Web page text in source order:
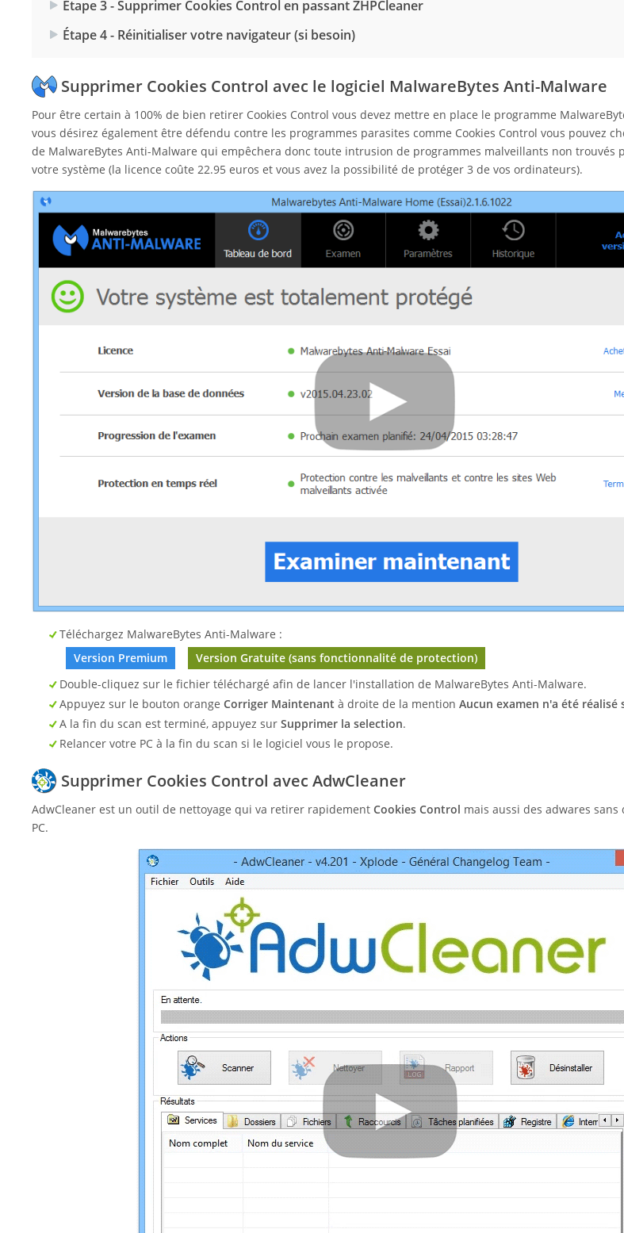
Étape 3 - Supprimer Cookies Control en passant ZHPCleaner
Étape 4 - Réinitialiser votre navigateur (si besoin)
Supprimer Cookies Control avec le logiciel MalwareBytes Anti-Malware
Pour être certain à 100% de bien retirer Cookies Control vous devez mettre en place le programme
vous désirez également être défendu contre les programmes parasites comme Cookies Control vous pouvez
de MalwareBytes Anti-Malware qui empêchera donc toute intrusion de programmes malveillants non trouvés
votre système (la licence coûte 22.95 euros et vous avez la possibilité de protéger 3 de vos ordinateurs).
Téléchargez MalwareBytes Anti-Malware :
Version Premium
Version Gratuite (sans fonctionnalité de protection)
Double-cliquez sur le fichier téléchargé afin de lancer l'installation de MalwareBytes Anti-Malware.
Appuyez sur le bouton orange Corriger Maintenant à droite de la mention Aucun examen n'a été
A la fin du scan est terminé, appuyez sur Supprimer la selection.
Relancer votre PC à la fin du scan si le logiciel vous le propose.
Supprimer Cookies Control avec AdwCleaner
AdwCleaner est un outil de nettoyage qui va retirer rapidement Cookies Control mais aussi des adwares
PC.